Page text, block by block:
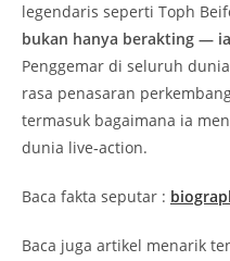
legendaris seperti Toph
bukan hanya berakting —
Penggemar di seluruh
rasa penasaran
termasuk bagaimana ia
dunia live‑action.
Baca fakta seputar :
Baca juga artikel menarik